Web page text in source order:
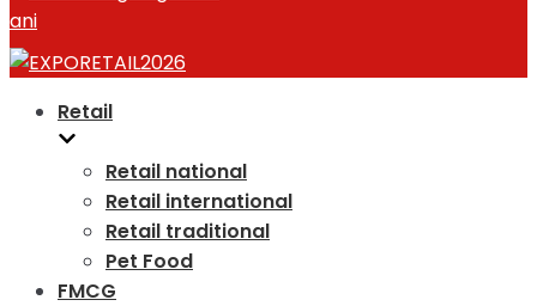
Retail
Retail national
Retail international
Retail traditional
Pet Food
FMCG